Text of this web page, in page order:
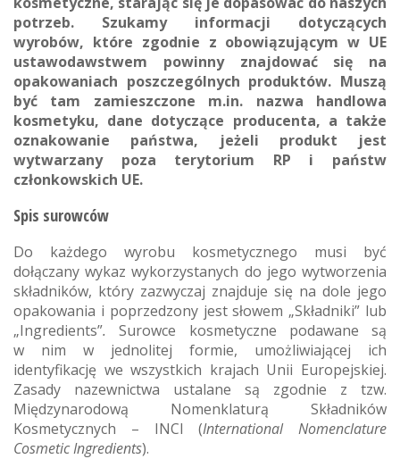
potrzeb. Szukamy informacji dotyczących
wyrobów, które zgodnie z obowiązującym w UE
ustawodawstwem powinny znajdować się na
opakowaniach poszczególnych produktów. Muszą
być tam zamieszczone m.in. nazwa handlowa
kosmetyku, dane dotyczące producenta, a także
oznakowanie państwa, jeżeli produkt jest
wytwarzany poza terytorium RP i państw
członkowskich UE.
Spis surowców
Do każdego wyrobu kosmetycznego musi być
dołączany wykaz wykorzystanych do jego wytworzenia
składników, który zazwyczaj znajduje się na dole jego
opakowania i poprzedzony jest słowem „Składniki” lub
„Ingredients”.Surowce kosmetyczne podawane są
w nim w jednolitej formie, umożliwiającej ich
identyfikację we wszystkich krajach Unii Europejskiej.
Zasady nazewnictwa ustalane są zgodnie z tzw.
Międzynarodową Nomenklaturą Składników
Kosmetycznych – INCI (International Nomenclature
Cosmetic Ingredients).